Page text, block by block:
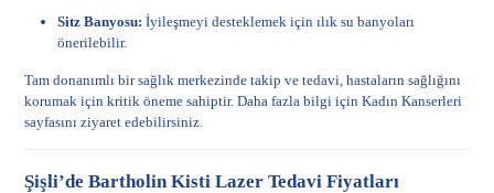
Sitz Banyosu: İyileşmeyi desteklemek için ılık su banyoları
önerilebilir.
Tam donanımlı bir sağlık merkezinde takip ve tedavi, hastaların sağlığını
korumak için kritik öneme sahiptir. Daha fazla bilgi içinKadın Kanserleri
sayfasını ziyaret edebilirsiniz.
Şişli’de Bartholin Kisti Lazer Tedavi Fiyatları